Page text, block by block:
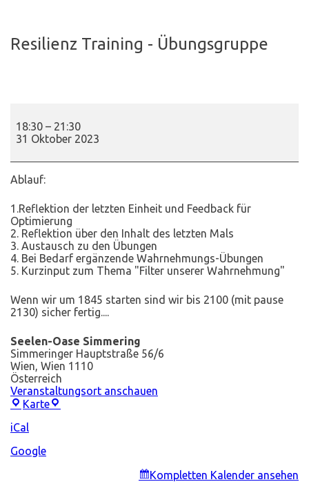
Resilienz Training - Übungsgruppe
Training
Übungsgruppe
18:30 – 21:30
31 Oktober 2023
Ablauf:
1.Reflektion der letzten Einheit und Feedback für
Optimierung
2. Reflektion über den Inhalt des letzten Mals
3. Austausch zu den Übungen
4. Bei Bedarf ergänzende Wahrnehmungs-Übungen
5. Kurzinput zum Thema "Filter unserer Wahrnehmung"
Wenn wir um 1845 starten sind wir bis 2100 (mit pause
2130) sicher fertig....
Seelen-Oase Simmering
Simmeringer Hauptstraße 56/6
Wien, Wien 1110
Österreich
Veranstaltungsort anschauen
KarteSeelen-
iCal
Google
Kompletten Kalender ansehen